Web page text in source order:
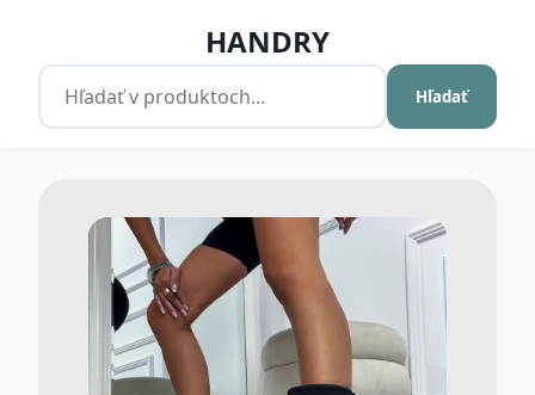
HANDRY
Hľadať